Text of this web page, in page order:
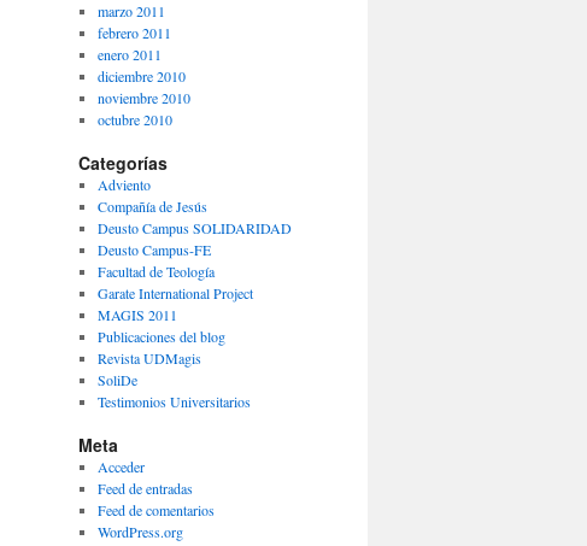
marzo 2011
febrero 2011
enero 2011
diciembre 2010
noviembre 2010
octubre 2010
Categorías
Adviento
Compañía de Jesús
Deusto Campus SOLIDARIDAD
Deusto Campus-FE
Facultad de Teología
Garate International Project
MAGIS 2011
Publicaciones del blog
Revista UDMagis
SoliDe
Testimonios Universitarios
Meta
Acceder
Feed de entradas
Feed de comentarios
WordPress.org